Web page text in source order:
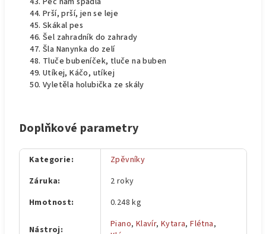
Prší, prší, jen se leje
Skákal pes
Šel zahradník do zahrady
Šla Nanynka do zelí
Tluče bubeníček, tluče na buben
Utíkej, Káčo, utíkej
Vyletěla holubička ze skály
Doplňkové parametry
Kategorie:
Zpěvníky
Záruka:
2 roky
Hmotnost: 0.248 kg
Nástroj: Piano, Klavír,Kytara,Flétna,